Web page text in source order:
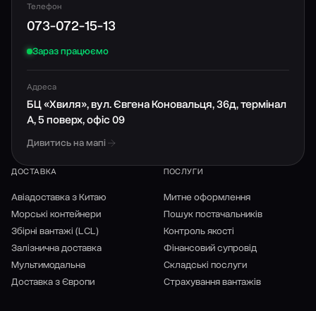
Телефон
073-072-15-13
Зараз працюємо
Адреса
БЦ «Хвиля», вул. Євгена Коновальця, 36д, термінал
А, 5 поверх, офіс 09
Дивитись на мапі
ДОСТАВКА
Авіадоставка з Китаю
Морські контейнери
Збірні вантажі (LCL)
Залізнична доставка
Мультимодальна
Доставка з Європи
ПОСЛУГИ
Митне оформлення
Пошук постачальників
Контроль якості
Фінансовий супровід
Складські послуги
Страхування вантажів